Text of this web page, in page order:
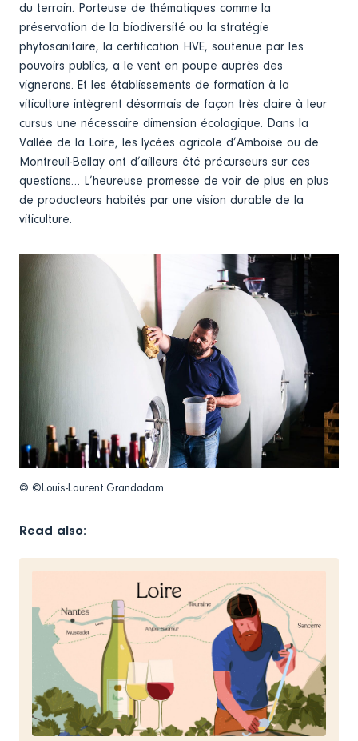
du terrain. Porteuse de thématiques comme la
préservation de la biodiversité ou la stratégie
phytosanitaire, la certification HVE, soutenue par les
pouvoirs publics, a le vent en poupe auprès des
vignerons. Et les établissements de formation à la
viticulture intègrent désormais de façon très claire à leur
cursus une nécessaire dimension écologique. Dans la
Vallée de la Loire, les lycées agricole d’Amboise ou de
Montreuil-Bellay ont d’ailleurs été précurseurs sur ces
questions… L’heureuse promesse de voir de plus en plus
de producteurs habités par une vision durable de la
viticulture.
© ©Louis-Laurent Grandadam
Read also: